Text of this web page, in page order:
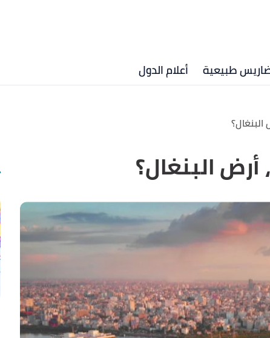
طبيعية أعلام الدول
البنغال؟